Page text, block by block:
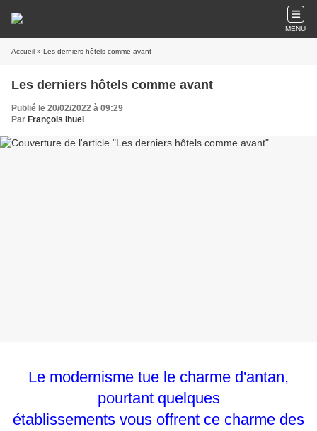
MENU
Accueil » Les derniers hôtels comme avant
Les derniers hôtels comme avant
Publié le 20/02/2022 à 09:29
Par François Ihuel
Le modernisme tue le charme d'antan,
pourtant quelques
établissements vous offrent ce charme des